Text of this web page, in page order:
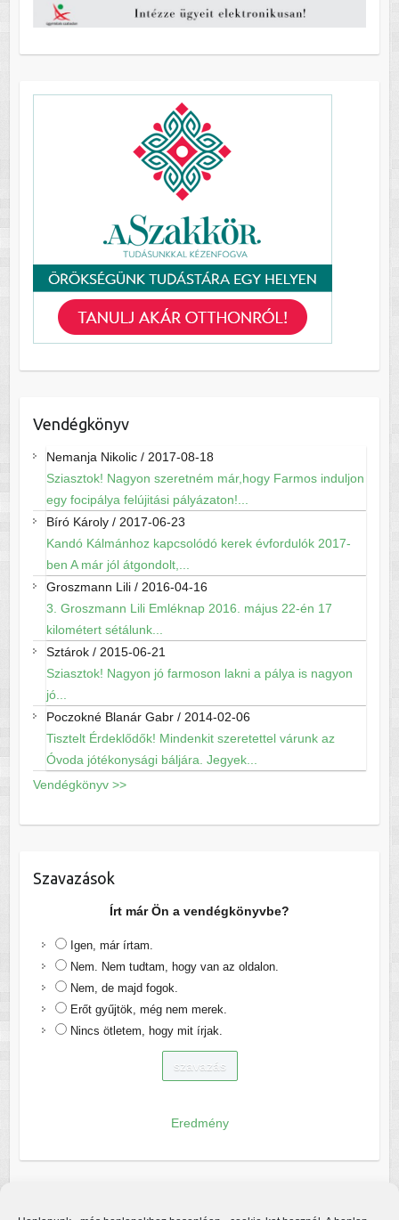
Vendégkönyv
Nemanja Nikolic/ 2017-08-18
Sziasztok! Nagyon szeretném már,hogy Farmos induljon
egy focipálya felújitási pályázaton!...
Bíró Károly/ 2017-06-23
Kandó Kálmánhoz kapcsolódó kerek évfordulók 2017-
ben A már jól átgondolt,...
Groszmann Lili/ 2016-04-16
3. Groszmann Lili Emléknap 2016. május 22-én 17
kilométert sétálunk...
Sztárok/ 2015-06-21
Sziasztok! Nagyon jó farmoson lakni a pálya is nagyon
jó...
Poczokné Blanár Gabr/ 2014-02-06
Tisztelt Érdeklődők! Mindenkit szeretettel várunk az
Óvoda jótékonysági báljára. Jegyek...
Vendégkönyv >>
Szavazások
Írt már Ön a vendégkönyvbe?
Igen, már írtam.
Nem. Nem tudtam, hogy van az oldalon.
Nem, de majd fogok.
Erőt gyűjtök, még nem merek.
Nincs ötletem, hogy mit írjak.
Eredmény